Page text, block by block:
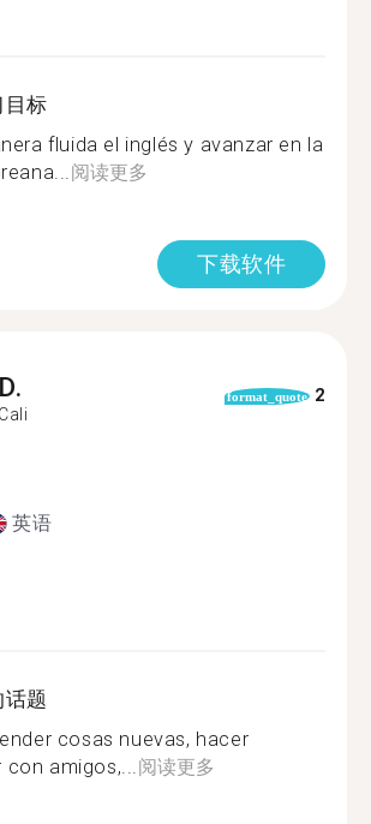
目标
fluida el inglés y avanzar en la
阅读更多
下载软件
D.
Cali
format_quote 2
英语
题
cosas nuevas, hacer
amigos,... 阅读更多